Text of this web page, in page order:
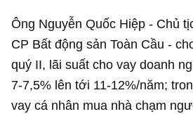
Ông Nguyễn Quốc Hiệp - Chủ
CP Bất động sản Toàn Cầu -
quý II, lãi suất cho vay doanh
7-7,5% lên tới 11-12%/năm;
vay cá nhân mua nhà chạm